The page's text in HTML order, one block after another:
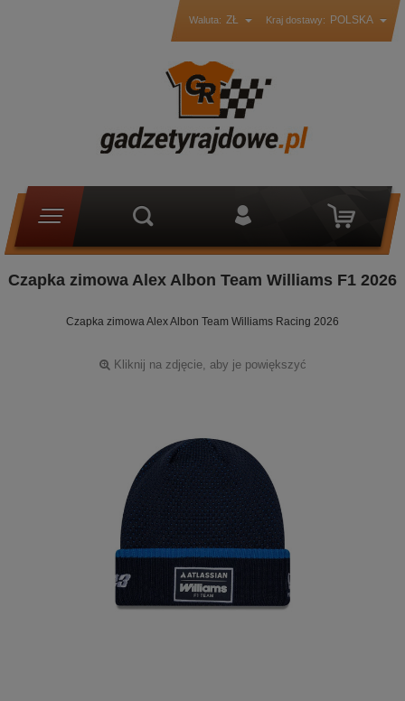
Waluta: ZŁ Kraj dostawy: POLSKA
Czapka zimowa Alex Albon Team Williams F1 2026
Czapka zimowa Alex Albon Team Williams Racing 2026
Kliknij na zdjęcie, aby je powiększyć